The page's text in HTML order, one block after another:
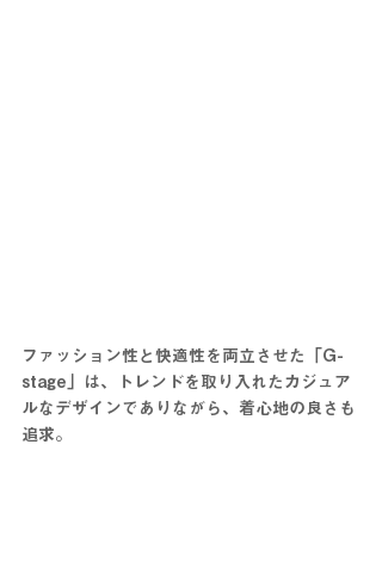
ファッション性と快適性を両立させた「G-
stage」は、トレンドを取り入れたカジュア
ルなデザインでありながら、着心地の良さも
追求。